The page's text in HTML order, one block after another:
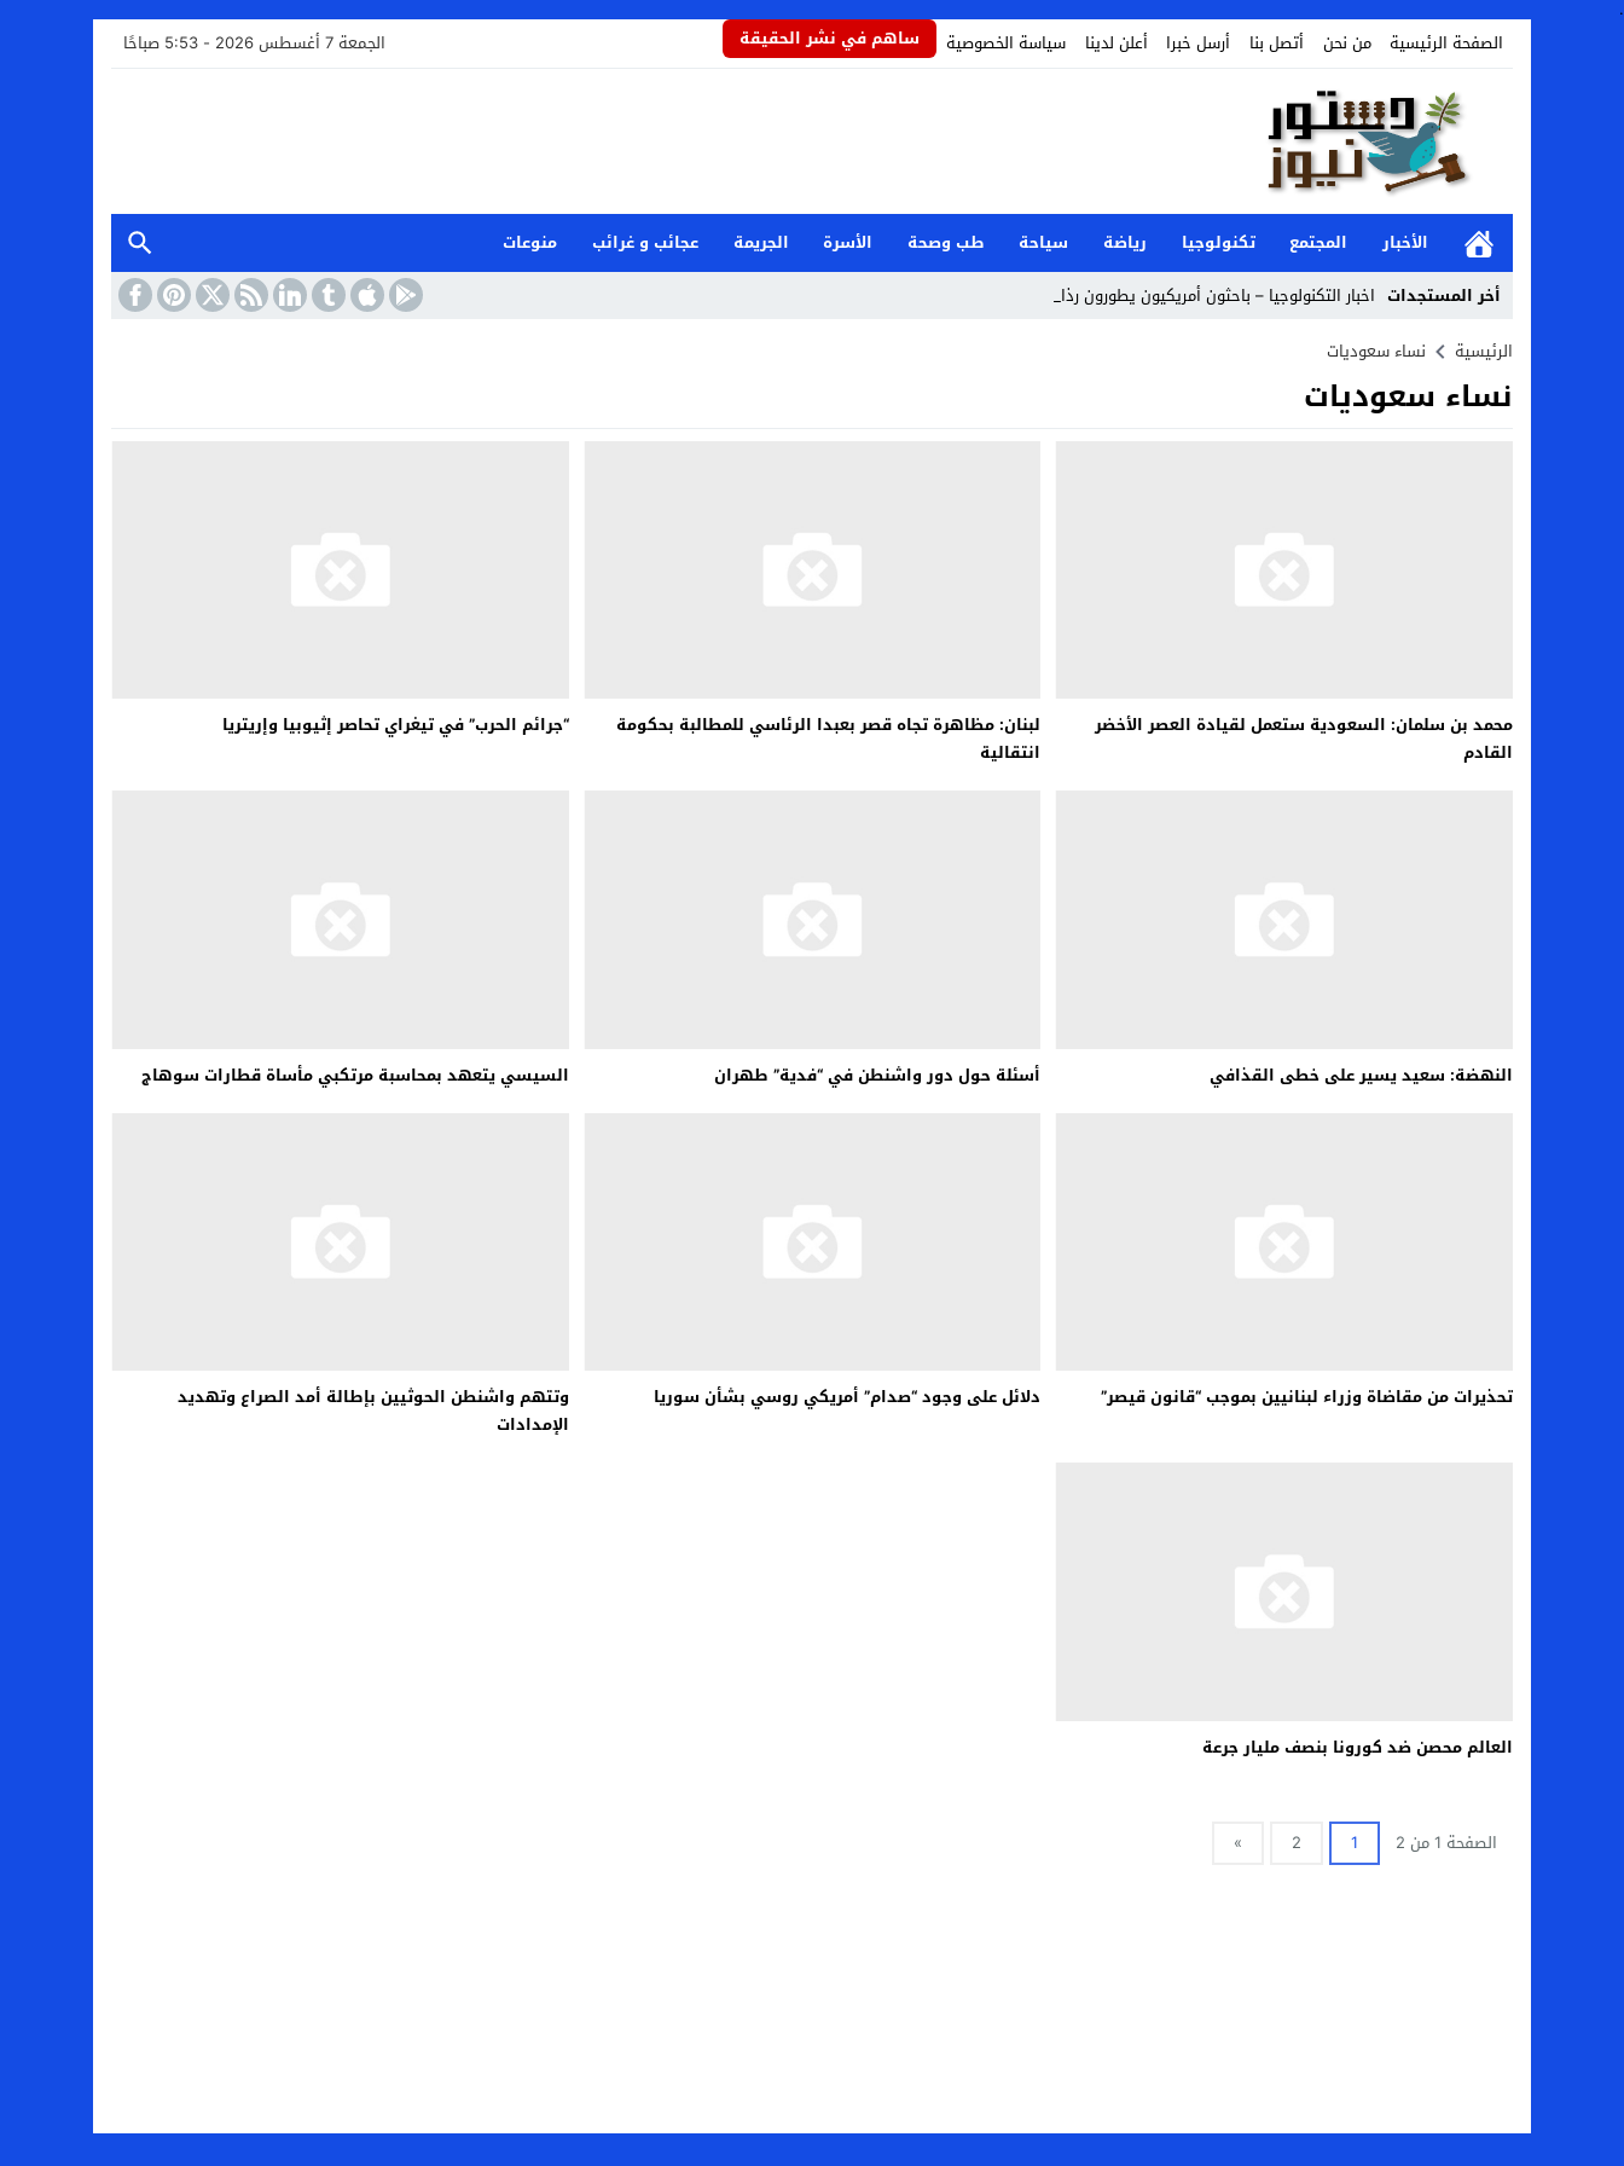
.
الصفحة الرئيسية
من نحن أتصل بنا أرسل خبرا أعلن لدينا سياسة الخصوصية ساهم في نشر الحقيقة الجمعة 7 أغسطس 2026 - 5:53 صباحًا
الأخبار المجتمع تكنولوجيا رياضة سياحة طب وصحة الأسرة الجريمة عجائب و غرائب
منوعات
أخر المستجدات اخبار التكنولوجيا – باحثون أمريكيون يطورون رذاذاً ي _
Stop
Previous
الرئيسية نساء سعوديات
نساء سعوديات
محمد بن سلمان: السعودية ستعمل لقيادة العصر الأخضر
القادم
لبنان: مظاهرة تجاه قصر بعبدا الرئاسي للمطالبة بحكومة
انتقالية
“جرائم الحرب” في تيغراي تحاصر إثيوبيا وإريتريا
النهضة: سعيد يسير على خطى القذافي أسئلة حول دور واشنطن في “فدية” طهران السيسي يتعهد بمحاسبة مرتكبي مأساة قطارات سوهاج
تحذيرات من مقاضاة وزراء لبنانيين بموجب “قانون قيصر” دلائل على وجود “صدام” أمريكي روسي بشأن سوريا
وتتهم واشنطن الحوثيين بإطالة أمد الصراع وتهديد
الإمدادات
العالم محصن ضد كورونا بنصف مليار جرعة
الصفحة 1 من 2 1
2
»